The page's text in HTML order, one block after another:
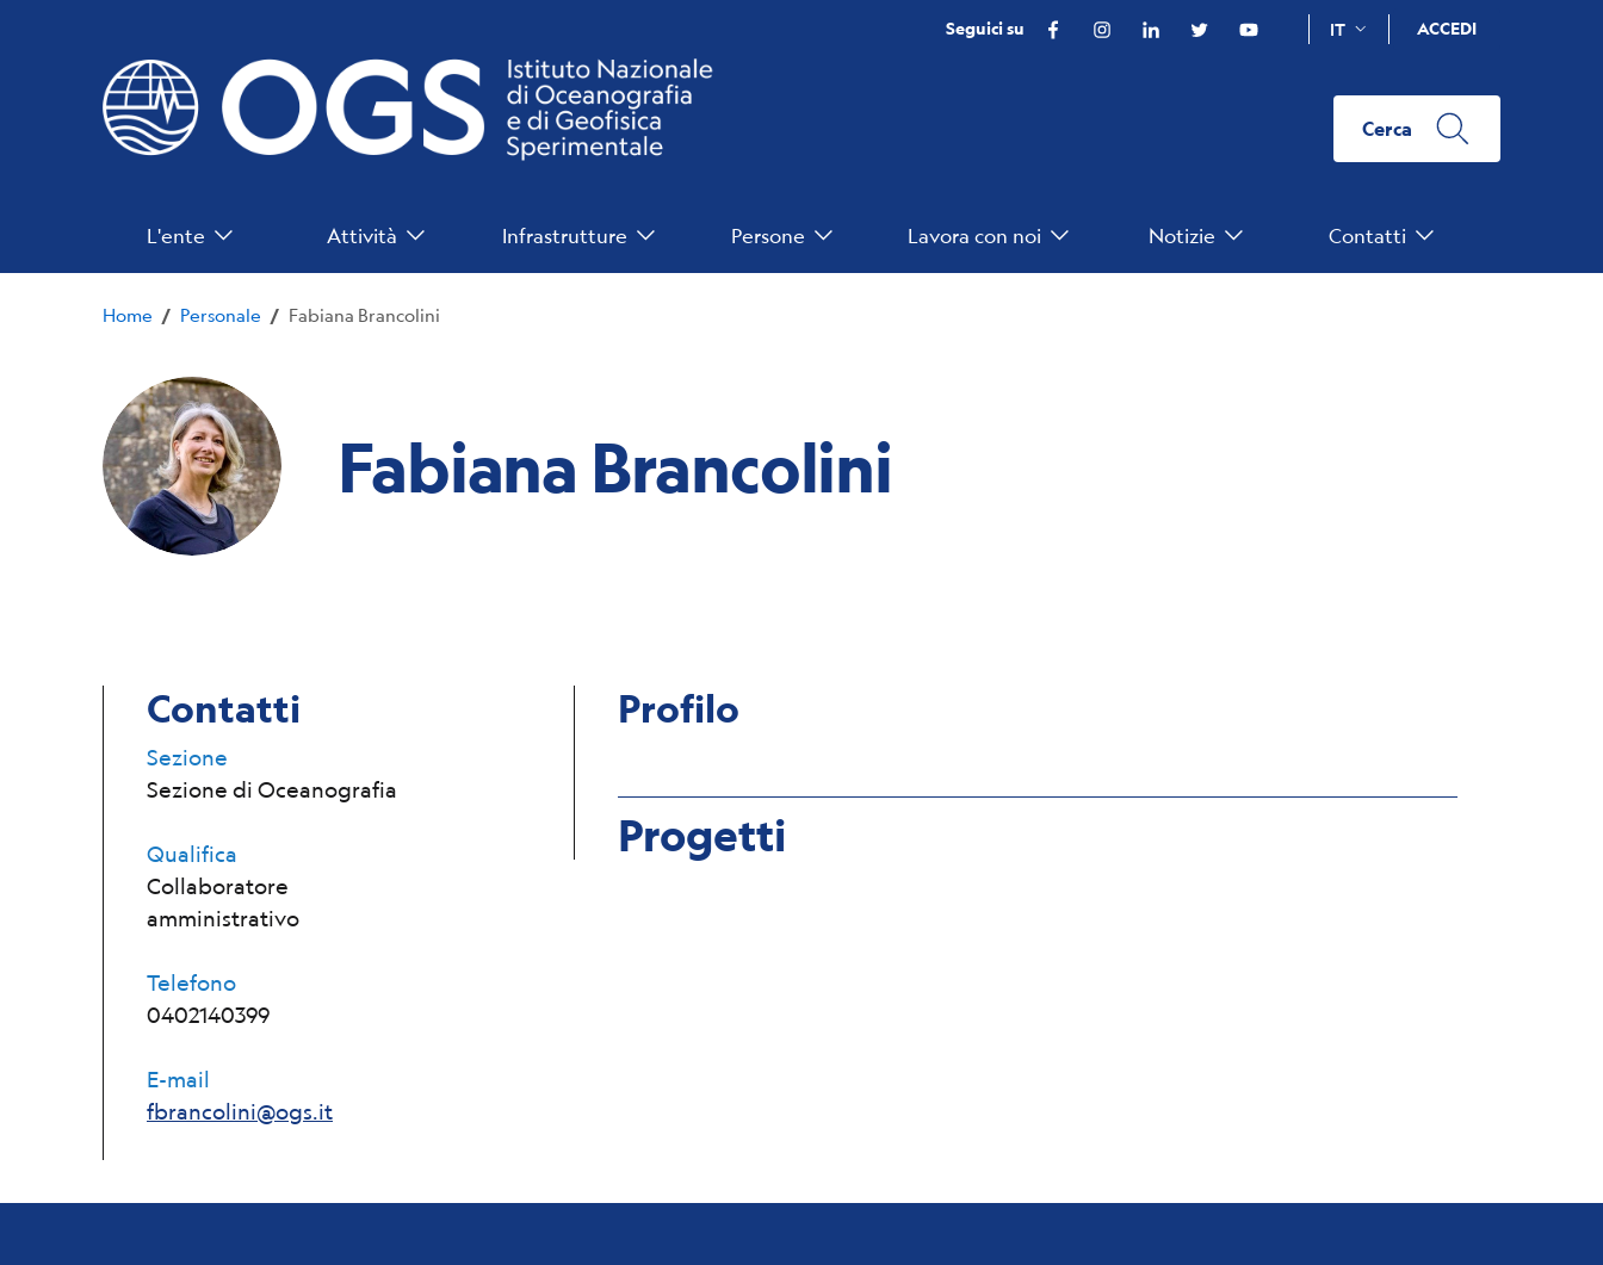
principale
Seguici su FacebookInstagramLinkedinTwitter IT ACCEDI
Cerca
Navigazione
Principale
L'ente Attività Infrastrutture Persone Lavora con noi Notizie Contatti
Home / Personale / Fabiana Brancolini
Fabiana Brancolini
Contatti
Sezione
Sezione di Oceanografia
Qualifica
Collaboratore
amministrativo
Telefono
0402140399
E-mail
fbrancolini@ogs.it
Profilo
Progetti